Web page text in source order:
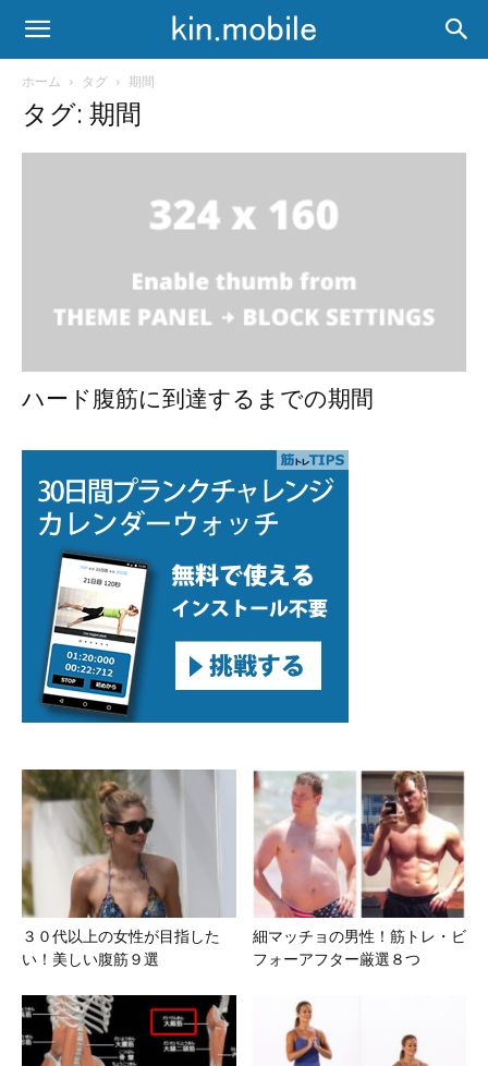
ホーム タグ 期間
タグ: 期間
ハード腹筋に到達するまでの期間
３０代以上の女性が目指した
い！美しい腹筋９選
細マッチョの男性！筋トレ・ビ
フォーアフター厳選８つ